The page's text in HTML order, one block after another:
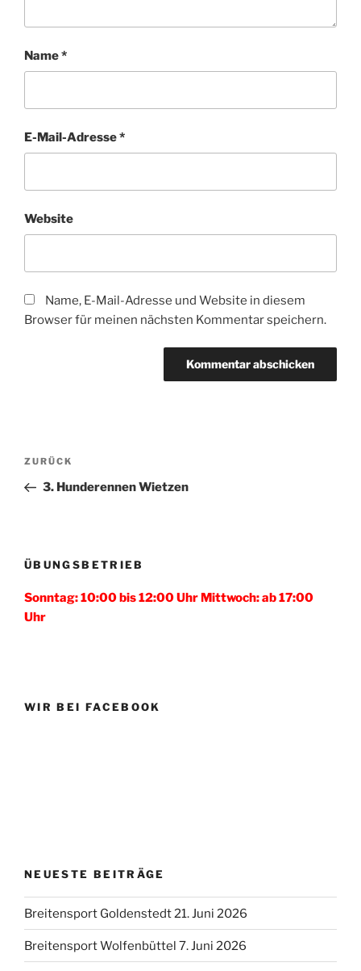
Name*
E-Mail-Adresse*
Website
Name, E-Mail-Adresse und Website in diesem
Browser für meinen nächsten Kommentar speichern.
Beitragsnavigation
Vorheriger
Beitrag
ZURÜCK
3. Hunderennen Wietzen
ÜBUNGSBETRIEB
Sonntag: 10:00 bis 12:00 Uhr Mittwoch: ab 17:00
Uhr
WIR BEI FACEBOOK
NEUESTE BEITRÄGE
Breitensport Goldenstedt 21. Juni 2026
Breitensport Wolfenbüttel 7. Juni 2026